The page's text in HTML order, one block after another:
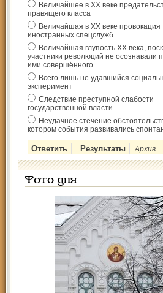
Величайшее в ХХ веке
правящего класса
Величайшая в ХХ веке провокация
иностранных спецслужб
Величайшая глупость ХХ века,
участники революций не осознавали
ими совершённого
Всего лишь не удавшийся
эксперимент
Следствие преступной слабости
государственной власти
Неудачное стечение
котором события развивались
Архив
Фото дня